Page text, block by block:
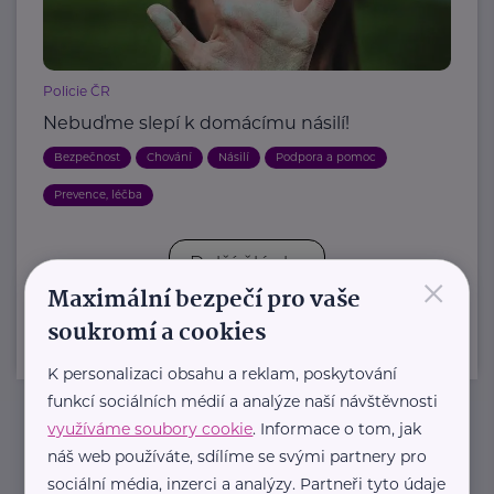
Policie ČR
Nebuďme slepí k domácímu násilí!
Bezpečnost Chování Násilí Podpora a pomoc
Prevence, léčba
Další články
Newsletter
×
Maximální bezpečí pro vaše
soukromí a cookies
K personalizaci obsahu a reklam, poskytování
funkcí sociálních médií a analýze naší návštěvnosti
využíváme soubory cookie. Informace o tom, jak
náš web používáte, sdílíme se svými partnery pro
sociální média, inzerci a analýzy. Partneři tyto údaje